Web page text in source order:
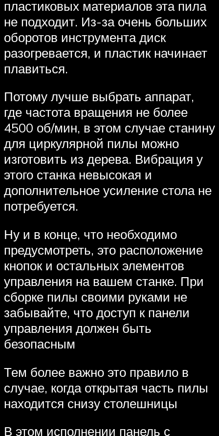
пластиковых материалов эта пила
не подходит. Из-за очень больших
оборотов инструмента диск
разогревается, и пластик начинает
плавиться.
Потому лучше выбрать аппарат,
где частота вращения не более
4500 об/мин, в этом случае станину
для циркулярной пилы можно
изготовить из дерева. Вибрация у
этого станка невысокая и
дополнительное усиление стола не
потребуется.
Ну и в конце, что необходимо
предусмотреть, это расположение
кнопок и остальных элементов
управления на вашем станке. При
сборке пилы своими руками не
забывайте, что доступ к панели
управления должен быть
безопасным
Тем более важно это правило в
случае, когда открытая часть пилы
находится снизу столешницы
В этом исполнении панель с